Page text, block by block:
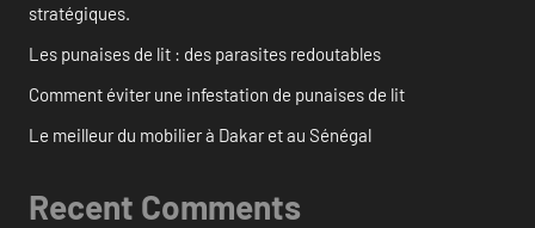
stratégiques.
Les punaises de lit : des parasites redoutables
Comment éviter une infestation de punaises de lit
Le meilleur du mobilier à Dakar et au Sénégal
Recent Comments